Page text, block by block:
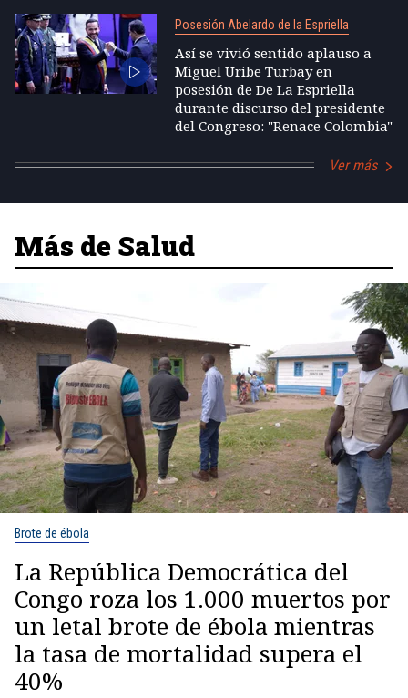
Posesión Abelardo de la Espriella
Así se vivió sentido aplauso a
Miguel Uribe Turbay en
posesión de De La Espriella
durante discurso del presidente
del Congreso: "Renace Colombia"
Ver más
Más de Salud
Brote de ébola
La República Democrática del
Congo roza los 1.000 muertos por
un letal brote de ébola mientras
la tasa de mortalidad supera el
40%